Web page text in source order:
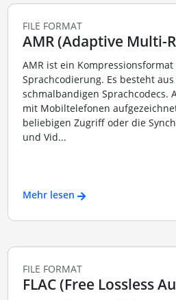
FILE FORMAT
AMR (Adaptive Multi-
AMR ist ein
Sprachcodierung. Es besteht
schmalbandigen Sprachcodecs.
mit Mobiltelefonen
beliebigen Zugriff oder die
und Vid...
Mehr lesen
FILE FORMAT
FLAC (Free Lossless